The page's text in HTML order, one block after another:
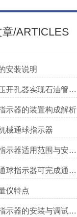
/ARTICLES
安装说明
利用管道带压开孔器实现石油管道通过指示器的在线维修
示器的装置构成解析
械通球指示器
磁感应通球指示器适用范围与安装方法
使用防爆式通球指示器可完成通球指示功能
仪特点
数显式通球指示器的安装与调试技巧